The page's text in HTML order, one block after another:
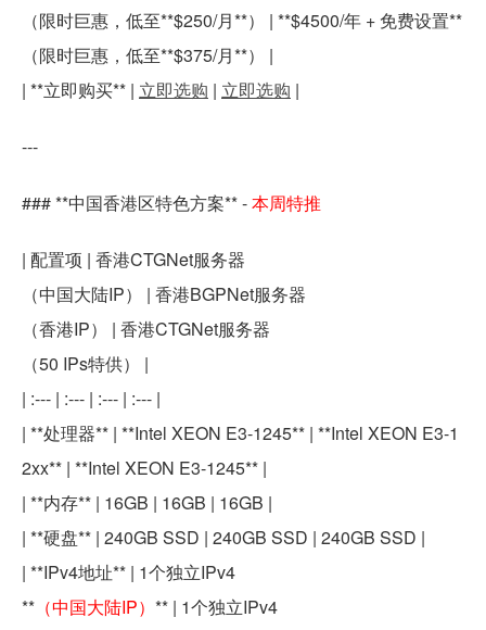
（限时巨惠，低至**$250/月**） | **$4500/年 + 免费设置**
（限时巨惠，低至**$375/月**） |
| **立即购买** | 立即选购 | 立即选购 |
---
### **中国香港区特色方案** -本周特推
| 配置项 | 香港CTGNet服务器
（中国大陆IP） | 香港BGPNet服务器
（香港IP） | 香港CTGNet服务器
（50 IPs特供） |
| :--- | :--- | :--- | :--- |
| **处理器** | **Intel XEON E3-1245** | **Intel XEON E3-1
2xx** | **Intel XEON E3-1245** |
| **内存** | 16GB | 16GB | 16GB |
| **硬盘** | 240GB SSD | 240GB SSD | 240GB SSD |
| **IPv4地址** | 1个独立IPv4
** （中国大陆IP） ** | 1个独立IPv4